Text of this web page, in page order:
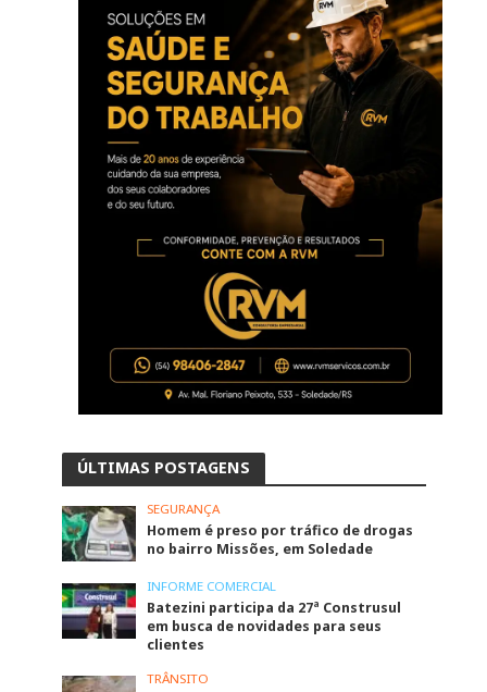
ÚLTIMAS POSTAGENS
SEGURANÇA
Homem é preso por tráfico de drogas
no bairro Missões, em Soledade
INFORME COMERCIAL
Batezini participa da 27ª Construsul
em busca de novidades para seus
clientes
TRÂNSITO